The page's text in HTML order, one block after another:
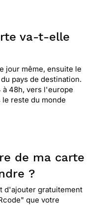
va-t-elle
jour même, ensuite le
pays de destination.
à 48h, vers l'europe
reste du monde
de ma carte
?
d'ajouter gratuitement
que votre